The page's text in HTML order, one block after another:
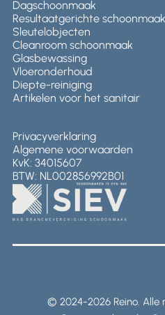
Dagschoonmaak
Resultaatgerichte schoonmaak
Sleutelobjecten
Cleanroom schoonmaak
Glasbewassing
Vloeronderhoud
Diepte-reiniging
Artikelen voor het sanitair
Privacyverklaring
Algemene voorwaarden
KvK: 34015607
BTW: NL002856992B01
© 2024-2026 Reino. Alle